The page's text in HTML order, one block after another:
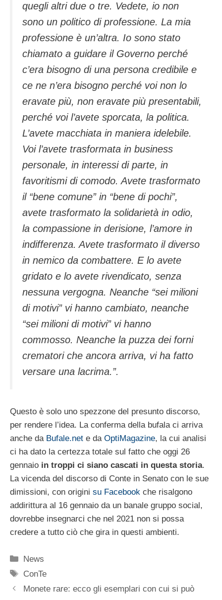
quegli altri due o tre. Vedete, io non
sono un politico di professione. La mia
professione è un’altra. Io sono stato
chiamato a guidare il Governo perché
c’era bisogno di una persona credibile e
ce ne n’era bisogno perché voi non lo
eravate più, non eravate più presentabili,
perché voi l’avete sporcata, la politica.
L’avete macchiata in maniera idelebile.
Voi l’avete trasformata in business
personale, in interessi di parte, in
favoritismi di comodo. Avete trasformato
il “bene comune” in “bene di pochi”,
avete trasformato la solidarietà in odio,
la compassione in derisione, l’amore in
indifferenza. Avete trasformato il diverso
in nemico da combattere. E lo avete
gridato e lo avete rivendicato, senza
nessuna vergogna. Neanche “sei milioni
di motivi” vi hanno cambiato, neanche
“sei milioni di motivi” vi hanno
commosso. Neanche la puzza dei forni
crematori che ancora arriva, vi ha fatto
versare una lacrima.”.
Questo è solo uno spezzone del presunto discorso,
per rendere l’idea. La conferma della bufala ci arriva
anche da Bufale.net e da OptiMagazine, la cui analisi
ci ha dato la certezza totale sul fatto che oggi 26
gennaio in troppi ci siano cascati in questa storia.
La vicenda del discorso di Conte in Senato con le sue
dimissioni, con origini su Facebook che risalgono
addirittura al 16 gennaio da un banale gruppo social,
dovrebbe insegnarci che nel 2021 non si possa
credere a tutto ciò che gira in questi ambienti.
Categorie
News
Tag
ConTe
Monete rare: ecco gli esemplari con cui si può